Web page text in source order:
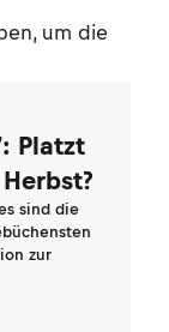
um die
Platzt
sind die
zur